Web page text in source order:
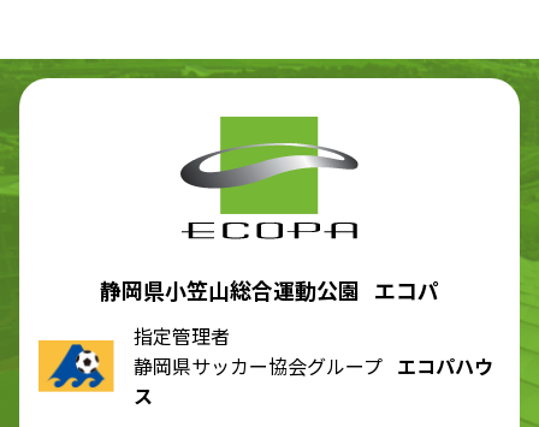
静岡県小笠山総合運動公園 エコパ
指定管理者
静岡県サッカー協会グループ エコパハウ
ス